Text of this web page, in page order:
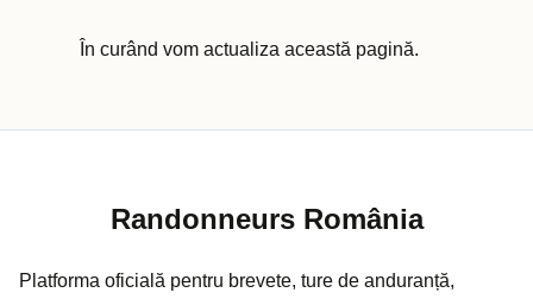
În curând vom actualiza această pagină.
Randonneurs România
Platforma oficială pentru brevete, ture de anduranță,